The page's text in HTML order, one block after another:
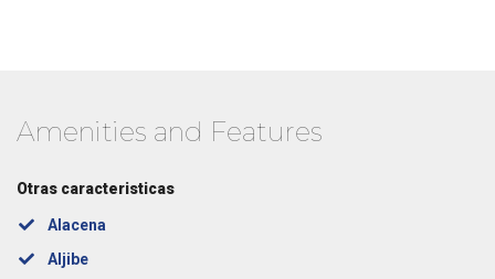
Amenities and Features
Otras caracteristicas
Alacena
Aljibe